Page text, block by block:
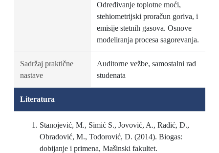
Određivanje toplotne moći,
stehiometrijski proračun goriva, i
emisije stetnih gasova. Osnove
modeliranja procesa sagorevanja.
Sadržaj praktične
nastave
Auditorne vežbe, samostalni rad
studenata
Literatura
Stanojević, M., Simić S., Jovović, A., Radić, D.,
Obradović, M., Todorović, D. (2014). Biogas:
dobijanje i primena, Mašinski fakultet.